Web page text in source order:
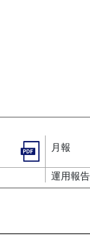
月報
運用報